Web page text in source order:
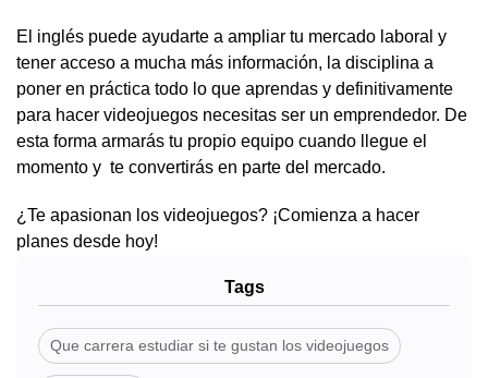
El inglés puede ayudarte a ampliar tu mercado laboral y
tener acceso a mucha más información, la disciplina a
poner en práctica todo lo que aprendas y definitivamente
para hacer videojuegos necesitas ser un emprendedor. De
esta forma armarás tu propio equipo cuando llegue el
momento y te convertirás en parte del mercado.
¿Te apasionan los videojuegos? ¡Comienza a hacer
planes desde hoy!
Tags
Que carrera estudiar si te gustan los videojuegos